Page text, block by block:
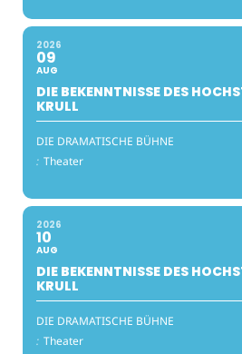
2026
09
AUG
DIE BEKENNTNISSE DES
KRULL
DIE DRAMATISCHE BÜHNE
: Theater
2026
10
AUG
DIE BEKENNTNISSE DES
KRULL
DIE DRAMATISCHE BÜHNE
: Theater